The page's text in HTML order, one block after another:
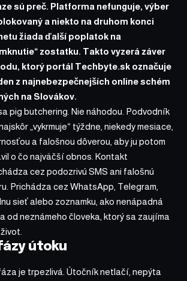
sú preč. Platforma nefunguje, výber
a niekto na druhom konci
žiada ďalší poplatok na
zostatku. Takto vyzerá záver
ktorý portál Techbyte.sk označuje
z najnebezpečnejších online schém
na Slovákov.
pig butchering. Nie náhodou. Podvodník
„vykrmuje“ týždne, niekedy mesiace,
a falošnou dôverou, aby ju potom
o čo najväčší obnos. Kontakt
cez podozrivú SMS ani falošnú
Prichádza cez WhatsApp, Telegram,
sieť alebo zoznamku, ako nenápadná
od neznámeho človeka, ktorý sa zaujíma
útoku
je trpezlivá. Útočník netlačí, nepýta